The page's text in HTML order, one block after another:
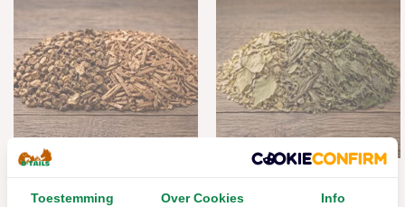
Bast en Wortel Bladeren
Toestemming Over Cookies Info